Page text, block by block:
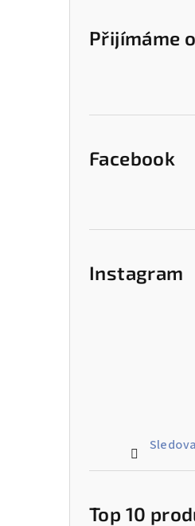
Přijímáme
Facebook
Instagram
Top 10